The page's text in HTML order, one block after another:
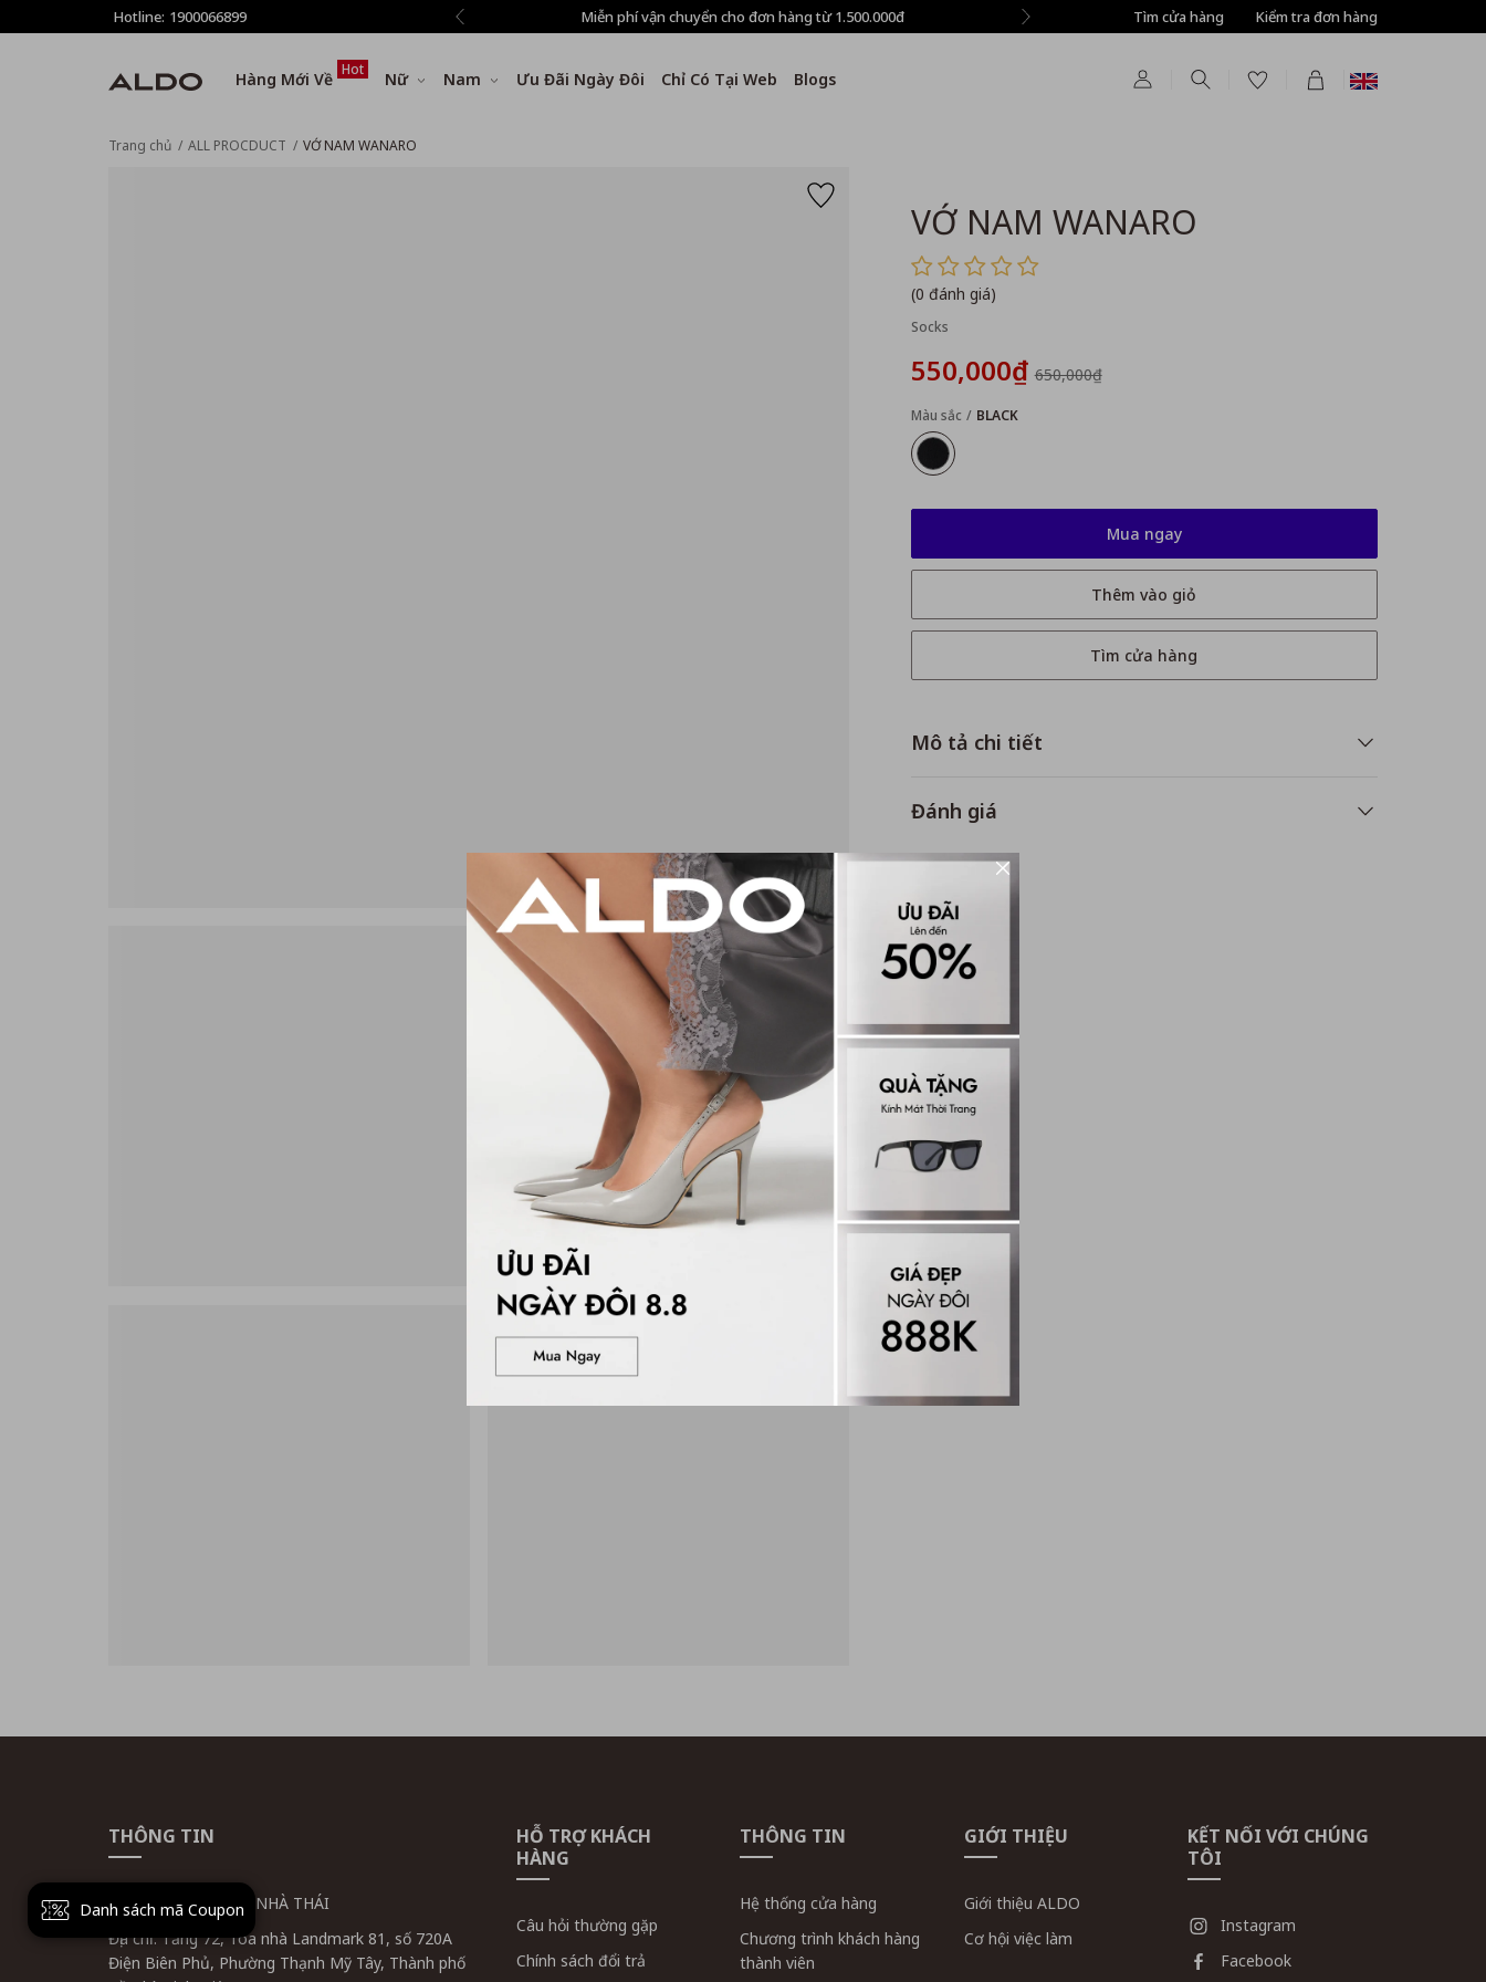
Hotline: 1900066899
phí vận chuyển cho đơn hàng từ 1.500.000đ Miễn phí vận chuyển cho đơn hàng từ 1.500.000đ Tìm cửa hàng Kiểm tra đơn hàng
Hàng Mới Về Hot Nữ Nam Ưu Đãi Ngày Đôi Chỉ Có Tại Web Blogs
Trang chủ ALL PROCDUCT VỚ NAM WANARO
VỚ NAM WANARO
(0 đánh giá)
Socks
550,000₫ 650,000₫
Màu sắc BLACK
Mô tả chi tiết
Đánh giá
Mua ngay
Thêm vào giỏ
Tìm cửa hàng
Danh sách mã Coupon
THÔNG TIN
CÔNG TY CỔ PHẦN NHÀ THÁI
Địa chỉ: Tầng 72, Tòa nhà Landmark 81, số 720A
Điện Biên Phủ, Phường Thạnh Mỹ Tây, Thành phố
HỖ TRỢ KHÁCH
HÀNG
Câu hỏi thường gặp
Chính sách đổi trả
THÔNG TIN
Hệ thống cửa hàng
Chương trình khách hàng
thành viên
GIỚI THIỆU
Giới thiệu ALDO
Cơ hội việc làm
KẾT NỐI VỚI CHÚNG
TÔI
Instagram
Facebook